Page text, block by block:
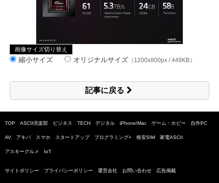
画像サイズ切り替え
縮小サイズ オリジナルサイズ （1200x800px / 448KB）
記事に戻る
TOP ASCII倶楽部 ビジネス TECH デジタル iPhone/Mac ゲーム・ホビー 自作PC
AV アキバ スマホ スタートアップ プログラミング+ 格安SIM 家電ASCII
アスキーグルメ IoT
サイトポリシー プライバシーポリシー 運営会社 お問い合わせ 広告掲載